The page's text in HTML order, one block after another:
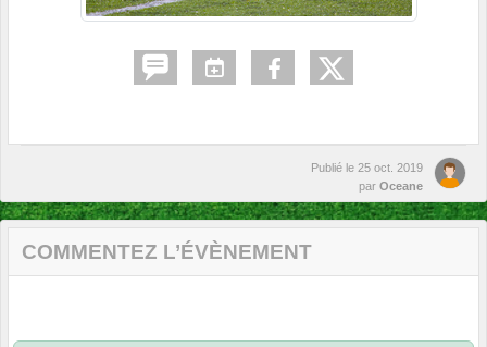
Publié le 25 oct. 2019
par Oceane
COMMENTEZ L’ÉVÈNEMENT